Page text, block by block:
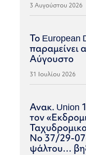
3 Αυγούστου 2026
Το European
παραμείνει
Αύγουστο
31 Ιουλίου 2026
Ανακ. Union
τον
Νο 37/29-
ψάλτου…